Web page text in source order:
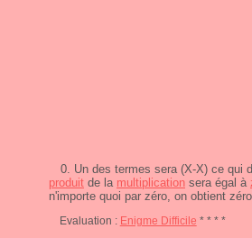
0. Un des termes sera (X-X) ce qui
produit de la multiplication sera égal à
n'importe quoi par zéro, on obtient
Evaluation : Enigme Difficile * * * *